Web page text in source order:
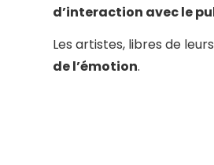
d’interaction avec le
Les artistes, libres de
de l’émotion.